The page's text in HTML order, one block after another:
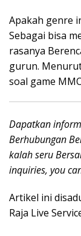
Apakah genre
Sebagai bisa
rasanya
gurun.
soal game
Dapatkan
Berhubungan
kalah seru
inquiries, you
Artikel ini
Raja Live